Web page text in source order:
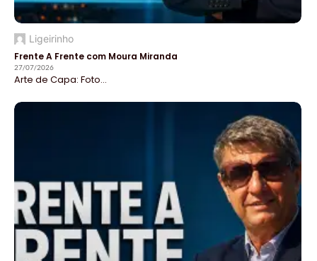
Ligeirinho
Frente A Frente com Moura Miranda
27/07/2026
Arte de Capa: Foto...